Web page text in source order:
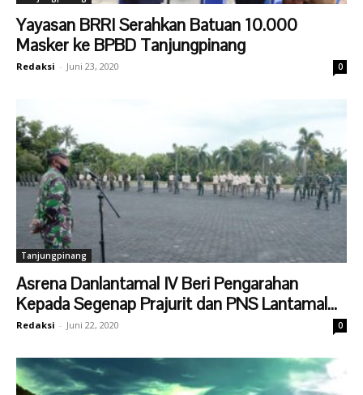
Yayasan BRRI Serahkan Batuan 10.000
Masker ke BPBD Tanjungpinang
Redaksi - Juni 23, 2020 0
Tanjungpinang
Asrena Danlantamal IV Beri Pengarahan
Kepada Segenap Prajurit dan PNS Lantamal...
Redaksi - Juni 22, 2020 0